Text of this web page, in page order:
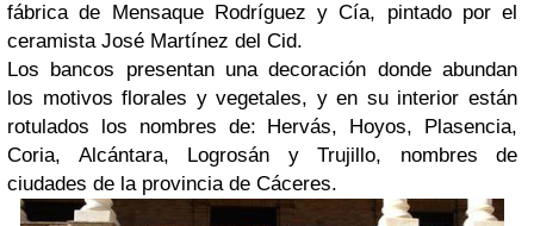
fábrica de Mensaque Rodríguez y Cía, pintado por el
ceramista José Martínez del Cid.
Los bancos presentan una decoración donde abundan
los motivos florales y vegetales, y en su interior están
rotulados los nombres de: Hervás, Hoyos, Plasencia,
Coria, Alcántara, Logrosán y Trujillo, nombres de
ciudades de la provincia de Cáceres.